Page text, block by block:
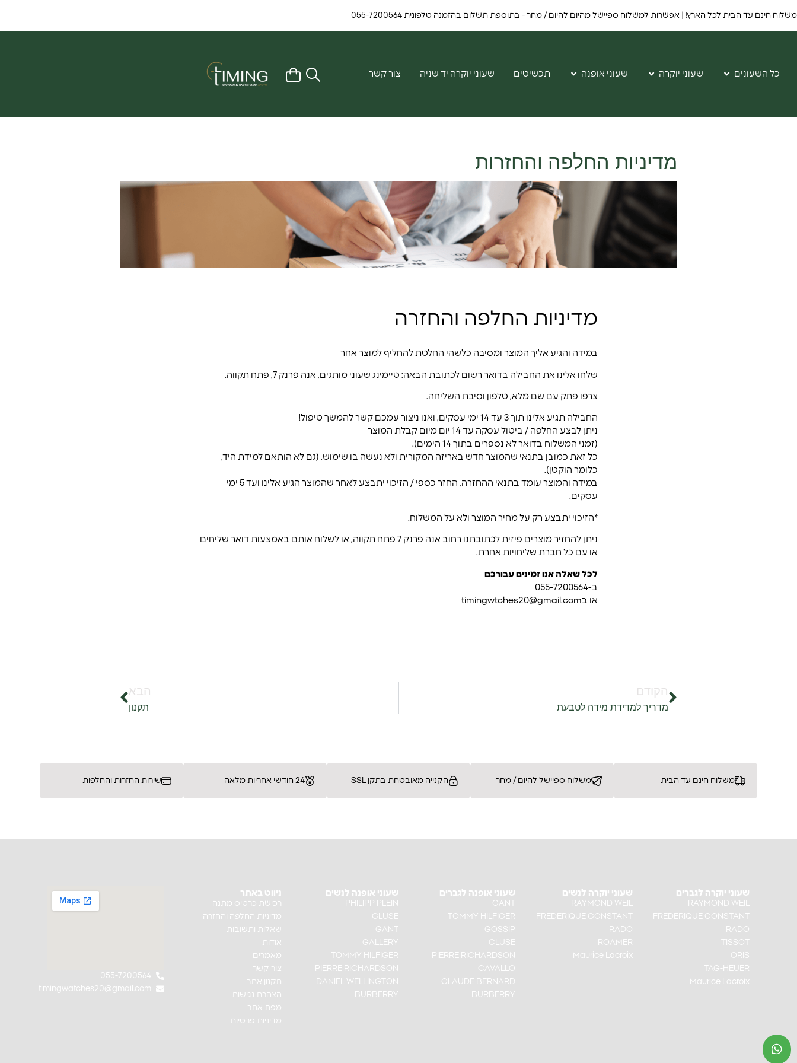
משלוח חינם עד הבית לכל הארץ! | אפשרות למשלוח ספיישל מהיום להיום / מחר - בתוספת תשלום בהזמנה טלפונית 055-7200564
כל השעונים שעוני יוקרה שעוני אופנה תכשיטים שעוני יוקרה יד שניה צור קשר
מדיניות החלפה והחזרות
מדיניות החלפה והחזרה
במידה והגיע אליך המוצר ומסיבה כלשהי החלטת להחליף למוצר אחר
שלחו אלינו את החבילה בדואר רשום לכתובת הבאה: טיימינג שעוני מותגים, אנה פרנק 7, פתח תקווה.
צרפו פתק עם שם מלא, טלפון וסיבת השליחה.
החבילה תגיע אלינו תוך 3 עד 14 ימי עסקים, ואנו ניצור עמכם קשר להמשך טיפול!
ניתן לבצע החלפה / ביטול עסקה עד 14 יום מיום קבלת המוצר
(זמני המשלוח בדואר לא נספרים בתוך 14 הימים).
כל זאת כמובן בתנאי שהמוצר חדש באריזה המקורית ולא נעשה בו שימוש. (גם לא הותאם למידת היד,
כלומר הוקטן).
במידה והמוצר עומד בתנאי ההחזרה, החזר כספי / הזיכוי יתבצע לאחר שהמוצר הגיע אלינו ועד 5 ימי
עסקים.
*הזיכוי יתבצע רק על מחיר המוצר ולא על המשלוח.
ניתן להחזיר מוצרים פיזית לכתובתנו רחוב אנה פרנק 7 פתח תקווה, או לשלוח אותם באמצעות דואר שליחים
או עם כל חברת שליחויות אחרת.
לכל שאלה אנו זמינים עבורכם
ב-055-7200564
או בtimingwtches20@gmail.com
הקודם
מדריך למדידת מידה לטבעת
הבא
תקנון
משלוח חינם עד הבית משלוח ספיישל להיום / מחר הקנייה מאובטחת בתקן SSL 24 חודשי אחריות מלאה שירות החזרות והחלפות
שעוני יוקרה לגברים
RAYMOND WEIL
FREDERIQUE CONSTANT
RADO
TISSOT
ORIS
TAG-HEUER
Maurice Lacroix
שעוני יוקרה לנשים
RAYMOND WEIL
FREDERIQUE CONSTANT
RADO
ROAMER
Maurice Lacroix
שעוני אופנה לגברים
GANT
TOMMY HILFIGER
GOSSIP
CLUSE
PIERRE RICHARDSON
CAVALLO
CLAUDE BERNARD
BURBERRY
שעוני אופנה לנשים
PHILIPP PLEIN
CLUSE
GANT
GALLERY
TOMMY HILFIGER
PIERRE RICHARDSON
DANIEL WELLINGTON
BURBERRY
ניווט באתר
רכישת כרטיס מתנה
מדיניות החלפה והחזרה
שאלות ותשובות
אודות
מאמרים
צור קשר
תקנון אתר
הצהרת נגישות
מפת אתר
מדיניות פרטיות
055-7200564
timingwatches20@gmail.com